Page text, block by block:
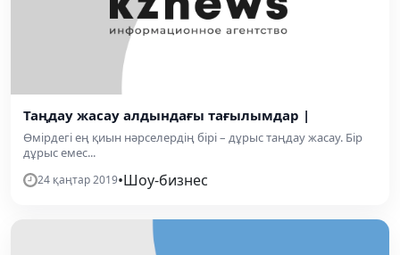
Таңдау жасау алдындағы тағылымдар |
Өмірдегі ең қиын нәрселердің бірі – дұрыс таңдау жасау. Бір
дұрыс емес...
24 қаңтар 2019•Шоу-бизнес